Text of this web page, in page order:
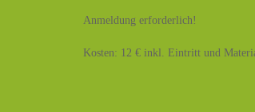
Anmeldung erforderlich!
Kosten: 12 € inkl. Eintritt und